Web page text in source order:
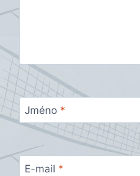
Jméno *
E-mail *